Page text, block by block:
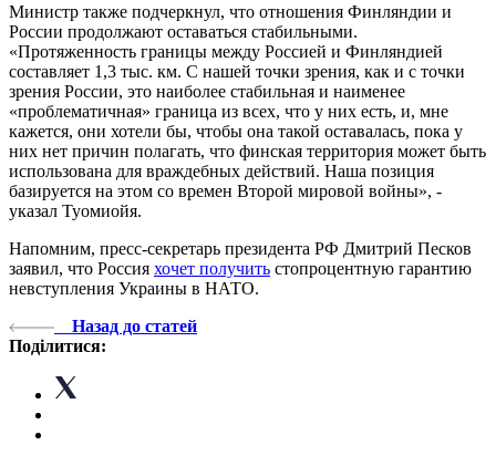
Министр также подчеркнул, что отношения Финляндии и
России продолжают оставаться стабильными.
«Протяженность границы между Россией и Финляндией
составляет 1,3 тыс. км. С нашей точки зрения, как и с точки
зрения России, это наиболее стабильная и наименее
«проблематичная» граница из всех, что у них есть, и, мне
кажется, они хотели бы, чтобы она такой оставалась, пока у
них нет причин полагать, что финская территория может быть
использована для враждебных действий. Наша позиция
базируется на этом со времен Второй мировой войны», -
указал Туомиойя.
Напомним, пресс-секретарь президента РФ Дмитрий Песков
заявил, что Россия хочет получить стопроцентную гарантию
невступления Украины в НАТО.
Назад до статей
Поділитися: